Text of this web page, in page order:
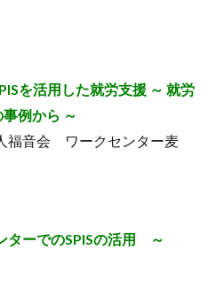
を活用した就労支援 ～ 就労
例から ～
福音会 ワークセンター麦
ターでのSPISの活用 ～